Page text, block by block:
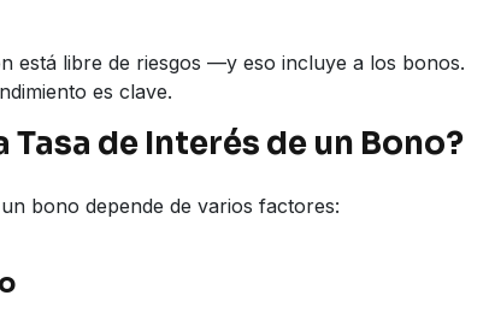
está libre de riesgos —y eso incluye a los bonos.
es clave.
Tasa de Interés de un Bono?
bono depende de varios factores: